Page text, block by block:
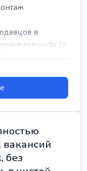
в
лавки<br />
без